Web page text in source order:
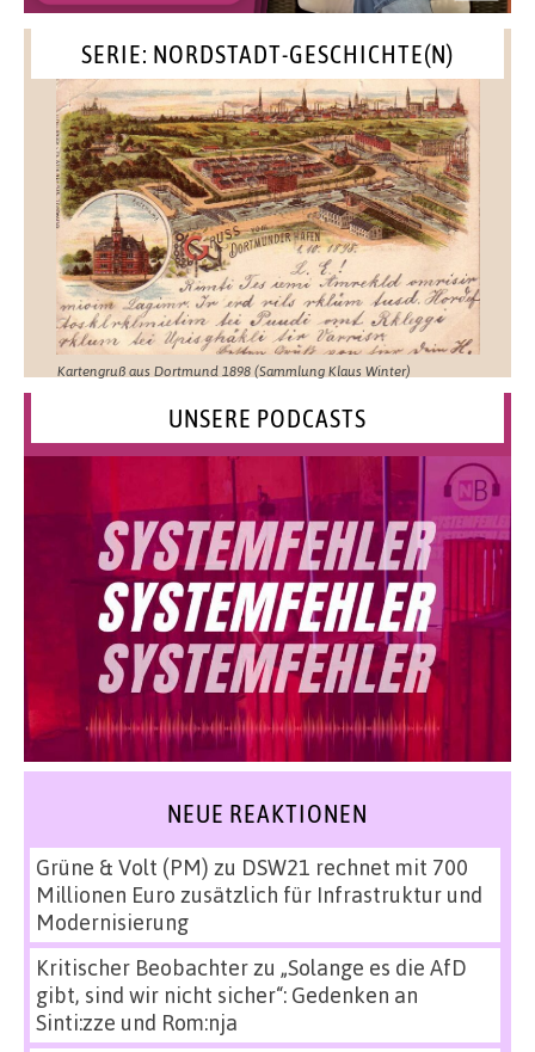
SERIE: NORDSTADT-GESCHICHTE(N)
Kartengruß aus Dortmund 1898 (Sammlung Klaus Winter)
UNSERE PODCASTS
NEUE REAKTIONEN
Grüne & Volt (PM) zu DSW21 rechnet mit 700
Millionen Euro zusätzlich für Infrastruktur und
Modernisierung
Kritischer Beobachterzu „Solange es die AfD
gibt, sind wir nicht sicher“: Gedenken an
Sinti:zze und Rom:nja